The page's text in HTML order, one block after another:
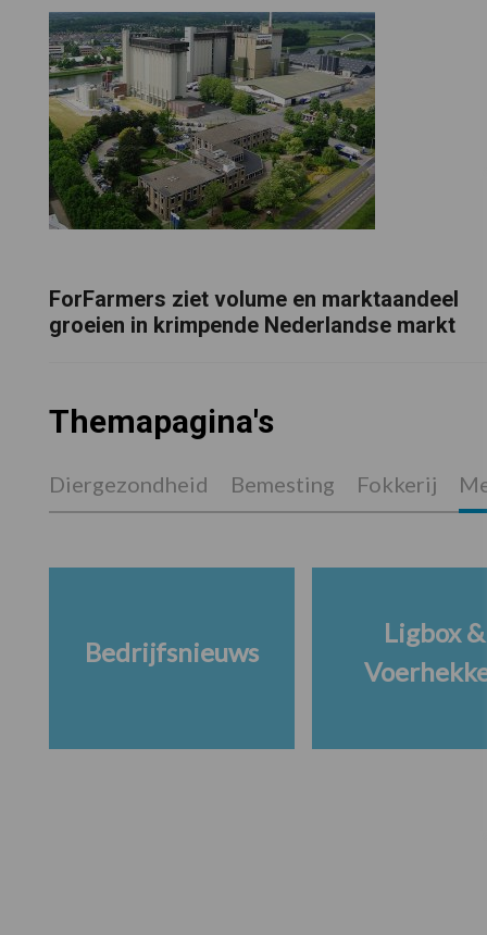
ForFarmers ziet volume en marktaandeel
groeien in krimpende Nederlandse markt
Themapagina's
Diergezondheid Bemesting Fokkerij
Bedrijfsnieuws
Ligbox &